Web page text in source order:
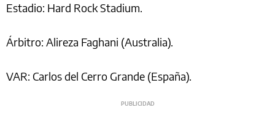
Estadio: Hard Rock Stadium.
Árbitro: Alireza Faghani (Australia).
VAR: Carlos del Cerro Grande (España).